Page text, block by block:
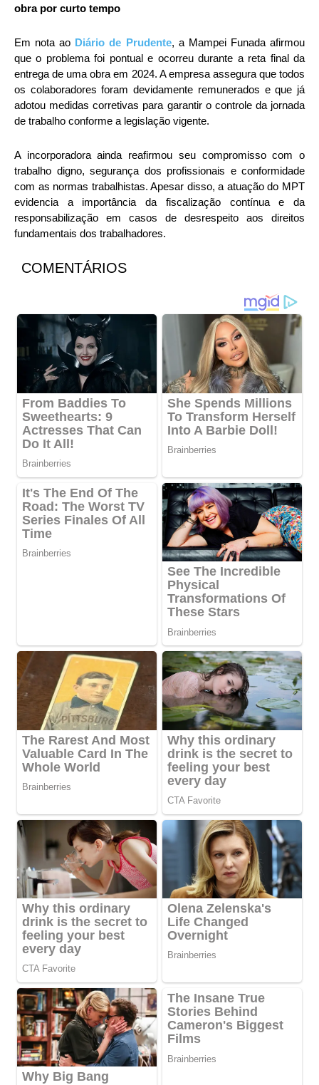
obra por curto tempo
Em nota ao Diário de Prudente, a Mampei Funada afirmou
que o problema foi pontual e ocorreu durante a reta final da
entrega de uma obra em 2024. A empresa assegura que todos
os colaboradores foram devidamente remunerados e que já
adotou medidas corretivas para garantir o controle da jornada
de trabalho conforme a legislação vigente.
A incorporadora ainda reafirmou seu compromisso com o
trabalho digno, segurança dos profissionais e conformidade
com as normas trabalhistas. Apesar disso, a atuação do MPT
evidencia a importância da fiscalização contínua e da
responsabilização em casos de desrespeito aos direitos
fundamentais dos trabalhadores.
COMENTÁRIOS